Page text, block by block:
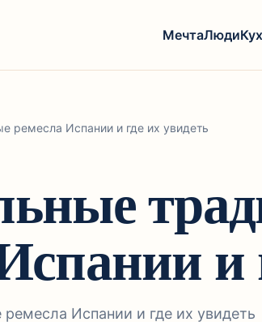
МечтаЛюди
ремесла Испании и где их увидеть
и
Испании и где их увидеть